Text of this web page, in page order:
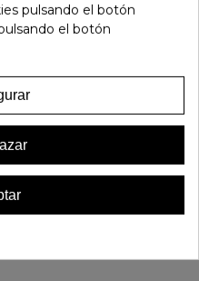
MISMA CATEGORÍA:
pulsando el botón
el botón